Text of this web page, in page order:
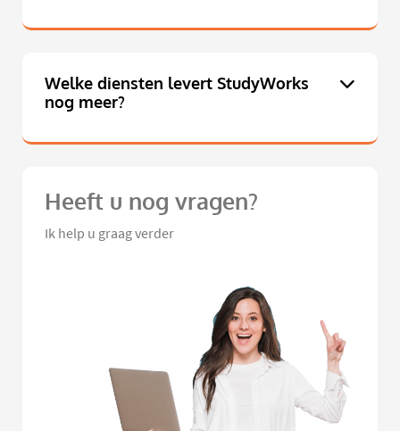
Welke diensten levert StudyWorks
nog meer?
Heeft u nog vragen?
Ik help u graag verder